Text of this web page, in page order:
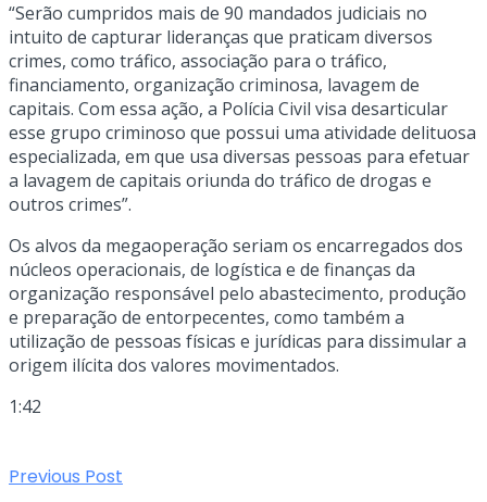
“Serão cumpridos mais de 90 mandados judiciais no
intuito de capturar lideranças que praticam diversos
crimes, como tráfico, associação para o tráfico,
financiamento, organização criminosa, lavagem de
capitais. Com essa ação, a Polícia Civil visa desarticular
esse grupo criminoso que possui uma atividade delituosa
especializada, em que usa diversas pessoas para efetuar
a lavagem de capitais oriunda do tráfico de drogas e
outros crimes”.
Os alvos da megaoperação seriam os encarregados dos
núcleos operacionais, de logística e de finanças da
organização responsável pelo abastecimento, produção
e preparação de entorpecentes, como também a
utilização de pessoas físicas e jurídicas para dissimular a
origem ilícita dos valores movimentados.
1:42
Previous Post